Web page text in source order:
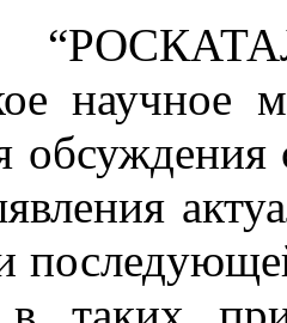
научное
обсуждения